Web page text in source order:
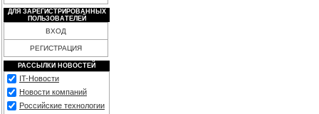
ДЛЯ ЗАРЕГИСТРИРОВАННЫХ
ПОЛЬЗОВАТЕЛЕЙ
ВХОД
РЕГИСТРАЦИЯ
РАССЫЛКИ НОВОСТЕЙ
IT-Новости
Новости компаний
Российские технологии